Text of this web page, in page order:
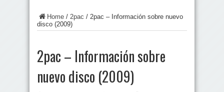
Home / 2pac / 2pac – Información sobre nuevo
disco (2009)
2pac – Información sobre
nuevo disco (2009)